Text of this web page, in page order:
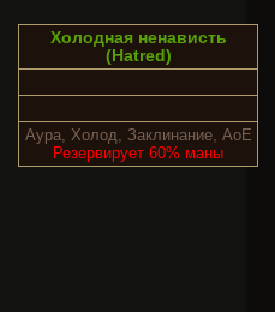
Холодная ненависть
(Hatred)
Аура, Холод, Заклинание, AoE
Резервирует 60% маны